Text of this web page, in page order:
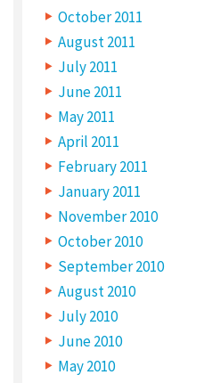
October 2011
August 2011
July 2011
June 2011
May 2011
April 2011
February 2011
January 2011
November 2010
October 2010
September 2010
August 2010
July 2010
June 2010
May 2010